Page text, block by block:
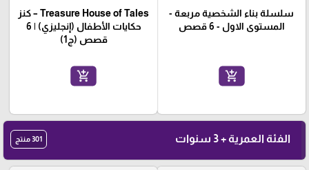
سلسلة بناء الشخصية مربعة -
المستوى الاول - 6 قصص
add_shopping_cart
Treasure House of Tales – كنز
حكايات الأطفال (إنجليزي) | 6
قصص (ج1)
add_shopping_cart
الفئة العمرية + 3 سنوات 301 منتج